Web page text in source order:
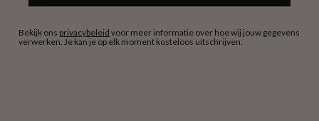
Bekijk ons privacybeleid voor meer informatie over hoe wij jouw gegevens
verwerken. Je kan je op elk moment kosteloos uitschrijven.